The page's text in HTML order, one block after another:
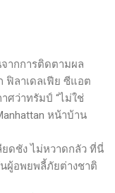
ากการติดตามผล
ฟิลาเดลเฟีย ซีแอต
ศว่าทรัมป์ “ไม่ใช่
หน้าบ้าน
ชัง ไม่หวาดกลัว ที่นี่
ผู้อพยพลี้ภัยต่างชาติ